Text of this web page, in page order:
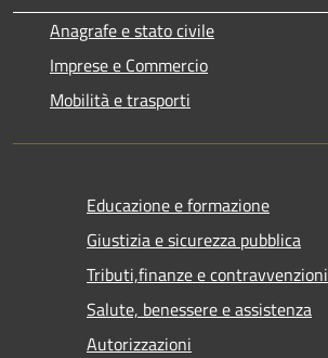
Anagrafe e stato civile
Imprese e Commercio
Mobilità e trasporti
Educazione e formazione
Giustizia e sicurezza pubblica
Tributi,finanze e contravvenzioni
Salute, benessere e assistenza
Autorizzazioni